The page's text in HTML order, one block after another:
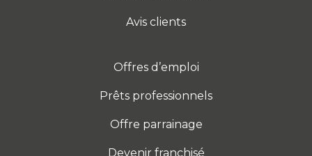
Avis clients
Offres d’emploi
Prêts professionnels
Offre parrainage
Devenir franchisé